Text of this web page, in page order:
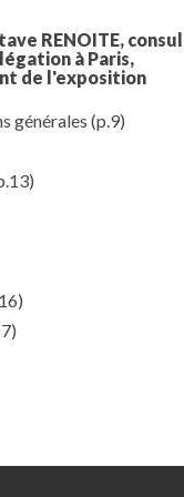
RENOITE,
à Paris,
de l'exposition
générales (p.9)